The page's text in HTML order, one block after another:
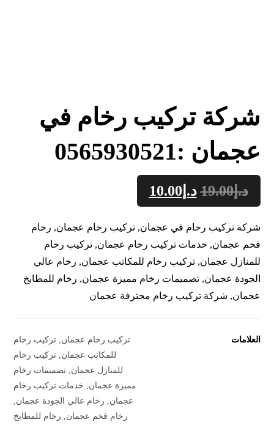
شركة تركيب رخام في
عجمان :0565930521
د.إ19.00 د.إ10.00
شركة تركيب رخام في عجمان, تركيب رخام عجمان, رخام
فخم عجمان, خدمات تركيب رخام عجمان, تركيب رخام
للمنازل عجمان, تركيب رخام للمكاتب عجمان, رخام عالي
الجودة عجمان, تصميمات رخام مميزة عجمان, رخام للمطابخ
عجمان, شركة تركيب رخام محترفة عجمان
العلامات تركيب رخام عجمان تركيب رخام
للمكاتب عجمان تركيب رخام
للمنازل عجمان تصميمات رخام
مميزة عجمان
خدمات تركيب رخام
عجمان
رخام عالي الجودة عجمان
رخام فخم عجمان
رخام للمطابخ